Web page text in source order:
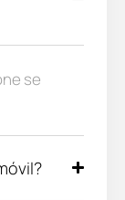
se